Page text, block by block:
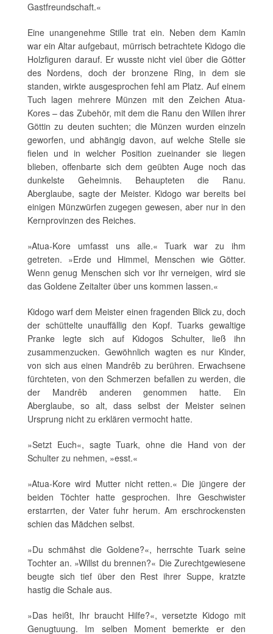
Gastfreundschaft.«
Eine unangenehme Stille trat ein. Neben dem Kamin
war ein Altar aufgebaut, mürrisch betrachtete Kidogo die
Holzfiguren darauf. Er wusste nicht viel über die Götter
des Nordens, doch der bronzene Ring, in dem sie
standen, wirkte ausgesprochen fehl am Platz. Auf einem
Tuch lagen mehrere Münzen mit den Zeichen Atua-
Kores – das Zubehör, mit dem die Ranu den Willen ihrer
Göttin zu deuten suchten; die Münzen wurden einzeln
geworfen, und abhängig davon, auf welche Stelle sie
fielen und in welcher Position zueinander sie liegen
blieben, offenbarte sich dem geübten Auge noch das
dunkelste Geheimnis. Behaupteten die Ranu.
Aberglaube, sagte der Meister. Kidogo war bereits bei
einigen Münzwürfen zugegen gewesen, aber nur in den
Kernprovinzen des Reiches.
»Atua-Kore umfasst uns alle.« Tuark war zu ihm
getreten. »Erde und Himmel, Menschen wie Götter.
Wenn genug Menschen sich vor ihr verneigen, wird sie
das Goldene Zeitalter über uns kommen lassen.«
Kidogo warf dem Meister einen fragenden Blick zu, doch
der schüttelte unauffällig den Kopf. Tuarks gewaltige
Pranke legte sich auf Kidogos Schulter, ließ ihn
zusammenzucken. Gewöhnlich wagten es nur Kinder,
von sich aus einen Mandrêb zu berühren. Erwachsene
fürchteten, von den Schmerzen befallen zu werden, die
der Mandrêb anderen genommen hatte. Ein
Aberglaube, so alt, dass selbst der Meister seinen
Ursprung nicht zu erklären vermocht hatte.
»Setzt Euch«, sagte Tuark, ohne die Hand von der
Schulter zu nehmen, »esst.«
»Atua-Kore wird Mutter nicht retten.« Die jüngere der
beiden Töchter hatte gesprochen. Ihre Geschwister
erstarrten, der Vater fuhr herum. Am erschrockensten
schien das Mädchen selbst.
»Du schmähst die Goldene?«, herrschte Tuark seine
Tochter an. »Willst du brennen?« Die Zurechtgewiesene
beugte sich tief über den Rest ihrer Suppe, kratzte
hastig die Schale aus.
»Das heißt, Ihr braucht Hilfe?«, versetzte Kidogo mit
Genugtuung. Im selben Moment bemerkte er den